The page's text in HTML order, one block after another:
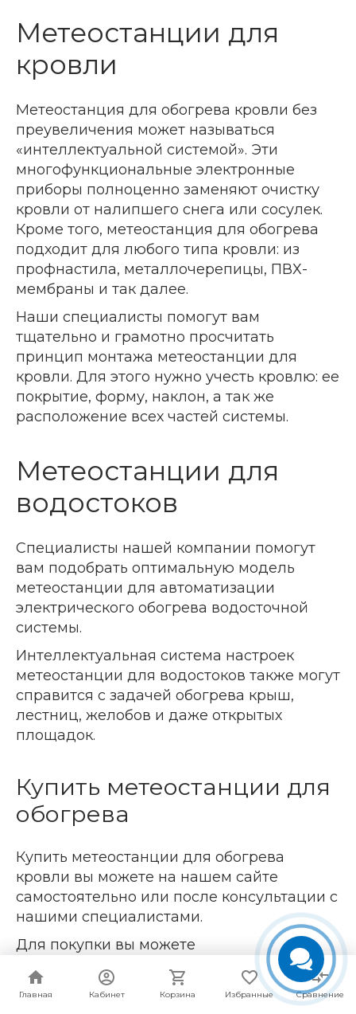
Главная Кабинет Корзина Избранные Сравнение
Главная Кабинет Корзина Избранные Сравнение
Метеостанции для
кровли
Метеостанция для обогрева кровли без
преувеличения может называться
«интеллектуальной системой». Эти
многофункциональные электронные
приборы полноценно заменяют очистку
кровли от налипшего снега или сосулек.
Кроме того, метеостанция для обогрева
подходит для любого типа кровли: из
профнастила, металлочерепицы, ПВХ-
мембраны и так далее.
Наши специалисты помогут вам
тщательно и грамотно просчитать
принцип монтажа метеостанции для
кровли. Для этого нужно учесть кровлю: ее
покрытие, форму, наклон, а так же
расположение всех частей системы.
Метеостанции для
водостоков
Специалисты нашей компании помогут
вам подобрать оптимальную модель
метеостанции для автоматизации
электрического обогрева водосточной
системы.
Интеллектуальная система настроек
метеостанции для водостоков также могут
справится с задачей обогрева крыш,
лестниц, желобов и даже открытых
площадок.
Купить метеостанции для
обогрева
Купить метеостанции для обогрева
кровли вы можете на нашем сайте
самостоятельно или после консультации с
нашими специалистами.
Для покупки вы можете
зарегистрироваться в интернет-магазине
или поместить необходимый вам товар в
«корзину» и оформить заказ.